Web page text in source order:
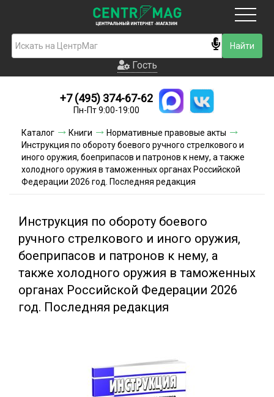
Гость
Новинки
Условия доставки
Условия оплаты
Контакты
Гость
+7 (495) 374-67-62
Пн-Пт 9:00-19:00
Каталог Книги
Нормативные правовые акты
Инструкция по обороту боевого ручного стрелкового и
иного оружия, боеприпасов и патронов к нему, а также
холодного оружия в таможенных органах Российской
Федерации 2026 год. Последняя редакция
Инструкция по обороту боевого
ручного стрелкового и иного оружия,
боеприпасов и патронов к нему, а
также холодного оружия в таможенных
органах Российской Федерации 2026
год. Последняя редакция